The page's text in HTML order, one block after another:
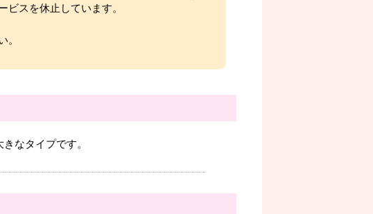
スを休止しています。
。
なタイプです。